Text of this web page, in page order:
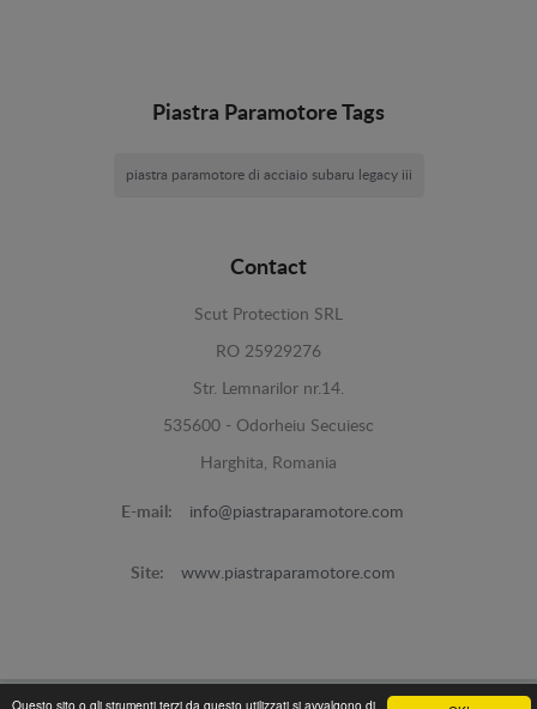
Questo sito o gli strumenti terzi da questo utilizzati si avvalgono di
Piastra Paramotore Tags
piastra paramotore di acciaio subaru legacy iii
Contact
Scut Protection SRL
RO 25929276
Str. Lemnarilor nr.14.
535600 - Odorheiu Secuiesc
Harghita, Romania
E-mail: info@piastraparamotore.com
Site: www.piastraparamotore.com